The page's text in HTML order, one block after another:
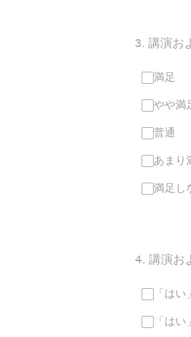
3. 講演お
満足
やや満
普通
あまり
満足し
4. 講演お
「はい」
「は